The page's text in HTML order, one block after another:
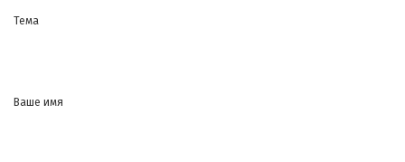
Тема
Ваше имя